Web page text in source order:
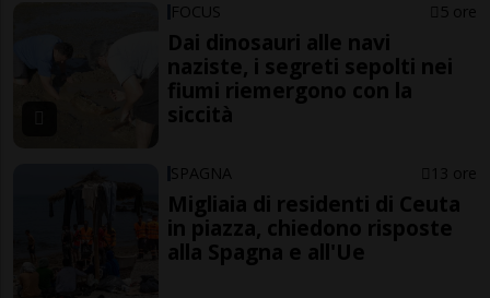
FOCUS 5 ore
Dai dinosauri alle navi
naziste, i segreti sepolti nei
fiumi riemergono con la
siccità
SPAGNA 13 ore
Migliaia di residenti di Ceuta
in piazza, chiedono risposte
alla Spagna e all'Ue